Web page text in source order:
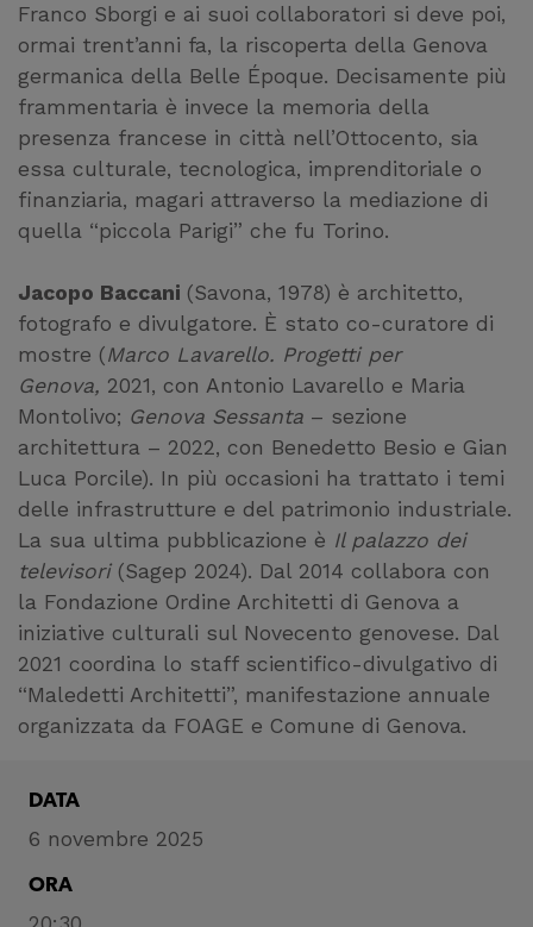
Franco Sborgi e ai suoi collaboratori si deve poi,
ormai trent’anni fa, la riscoperta della Genova
germanica della Belle Époque. Decisamente più
frammentaria è invece la memoria della
presenza francese in città nell’Ottocento, sia
essa culturale, tecnologica, imprenditoriale o
finanziaria, magari attraverso la mediazione di
quella “piccola Parigi” che fu Torino.
Jacopo Baccani (Savona, 1978) è architetto,
fotografo e divulgatore. È stato co-curatore di
mostre (Marco Lavarello. Progetti per
Genova, 2021, con Antonio Lavarello e Maria
Montolivo; Genova Sessanta – sezione
architettura – 2022, con Benedetto Besio e Gian
Luca Porcile). In più occasioni ha trattato i temi
delle infrastrutture e del patrimonio industriale.
La sua ultima pubblicazione è Il palazzo dei
televisori(Sagep 2024). Dal 2014 collabora con
la Fondazione Ordine Architetti di Genova a
iniziative culturali sul Novecento genovese. Dal
2021 coordina lo staff scientifico-divulgativo di
“Maledetti Architetti”, manifestazione annuale
organizzata da FOAGE e Comune di Genova.
DATA
6 novembre 2025
ORA